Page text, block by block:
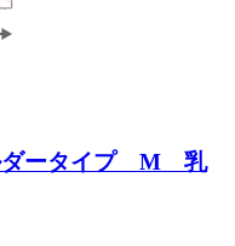
ダータイプ M 乳